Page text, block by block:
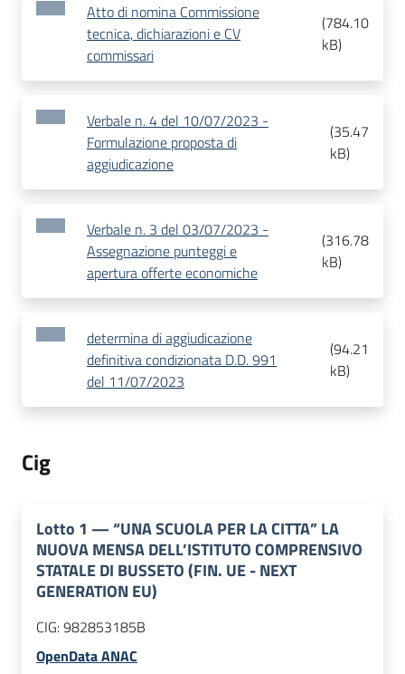
Atto di nomina Commissione
tecnica, dichiarazioni e CV
commissari
(784.10
kB)
Verbale n. 4 del 10/07/2023 -
Formulazione proposta di
aggiudicazione
(35.47
kB)
Verbale n. 3 del 03/07/2023 -
Assegnazione punteggi e
apertura offerte economiche
(316.78
kB)
determina di aggiudicazione
definitiva condizionata D.D. 991
del 11/07/2023
(94.21
kB)
Cig
Lotto 1 —“UNA SCUOLA PER LA CITTA” LA
NUOVA MENSA DELL’ISTITUTO COMPRENSIVO
STATALE DI BUSSETO (FIN. UE - NEXT
GENERATION EU)
CIG:982853185B
OpenData ANAC